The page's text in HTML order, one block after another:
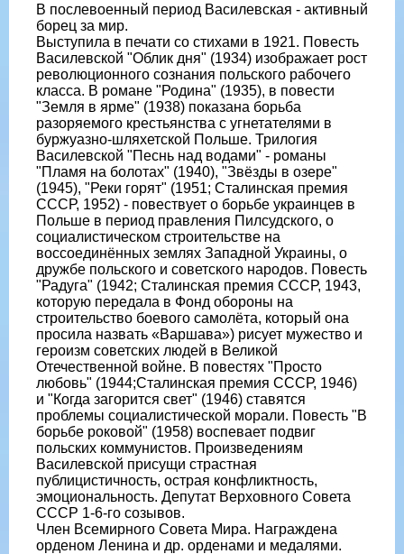
В послевоенный период Василевская - активный
борец за мир.
Выступила в печати со стихами в 1921. Повесть
Василевской "Облик дня" (1934) изображает рост
революционного сознания польского рабочего
класса. В романе "Родина" (1935), в повести
"Земля в ярме" (1938) показана борьба
разоряемого крестьянства с угнетателями в
буржуазно-шляхетской Польше. Трилогия
Василевской "Песнь над водами" - романы
"Пламя на болотах" (1940), "Звёзды в озере"
(1945), "Реки горят" (1951; Сталинская премия
СССР, 1952) - повествует о борьбе украинцев в
Польше в период правления Пилсудского, о
социалистическом строительстве на
воссоединённых землях Западной Украины, о
дружбе польского и советского народов. Повесть
"Радуга" (1942; Сталинская премия СССР, 1943,
которую передала в Фонд обороны на
строительство боевого самолёта, который она
просила назвать «Варшава») рисует мужество и
героизм советских людей в Великой
Отечественной войне. В повестях "Просто
любовь" (1944;Сталинская премия СССР, 1946)
и "Когда загорится свет" (1946) ставятся
проблемы социалистической морали. Повесть "В
борьбе роковой" (1958) воспевает подвиг
польских коммунистов. Произведениям
Василевской присущи страстная
публицистичность, острая конфликтность,
эмоциональность. Депутат Верховного Совета
СССР 1-6-го созывов.
Член Всемирного Совета Мира. Награждена
орденом Ленина и др. орденами и медалями.